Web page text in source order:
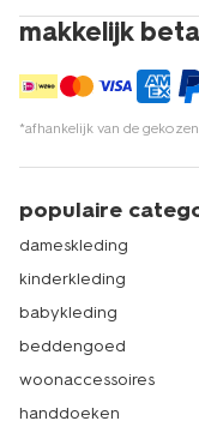
makkelijk
*afhankelijk van de
populaire
dameskleding
kinderkleding
babykleding
beddengoed
woonaccessoires
handdoeken